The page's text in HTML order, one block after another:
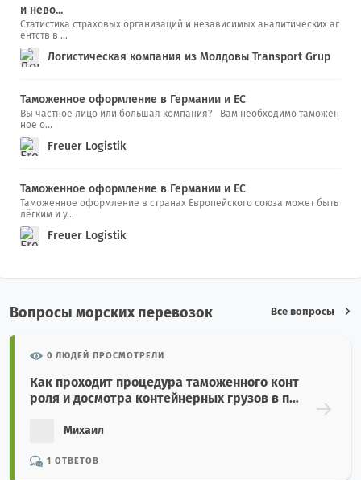
и нево...
Статистика страховых организаций и независимых аналитических аг
ентств в ...
Логистическая компания из Молдовы Transport Grup
Таможенное оформление в Германии и ЕС
Вы частное лицо или большая компания? Вам необходимо таможен
ное о...
Freuer Logistik
Таможенное оформление в Германии и ЕС
Таможенное оформление в странах Европейского союза может быть
лёгким и у...
Freuer Logistik
Вопросы морских перевозок Все вопросы
0 ЛЮДЕЙ ПРОСМОТРЕЛИ
Как проходит процедура таможенного конт
роля и досмотра контейнерных грузов в по
Михаил
1 ОТВЕТОВ